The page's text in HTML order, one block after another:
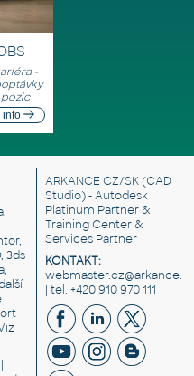
-
info
3ds
ARKANCE CZ/SK(CAD
Studio) - Autodesk
Platinum Partner &
Training Center &
Services Partner
KONTAKT:
| tel. +420 910 970 111